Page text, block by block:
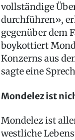
vollständige
durchführen»,
gegenüber dem
boykottiert
Konzerns aus
sagte eine
Mondelez ist
Mondelez ist
westliche